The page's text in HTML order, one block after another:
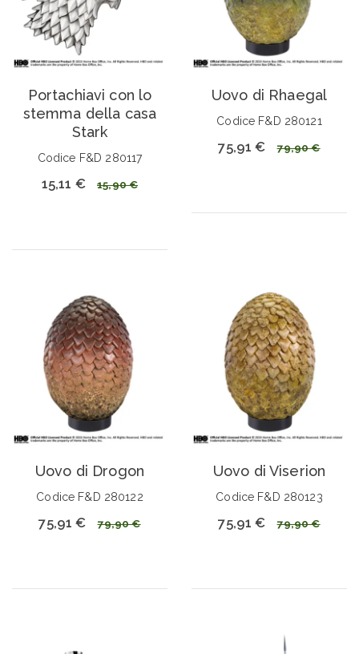
Portachiavi con lo
stemma della casa
Stark
Codice F&D 280117
15,11 € 15,90 €
Uovo di Rhaegal
Codice F&D 280121
75,91 € 79,90 €
Uovo di Drogon
Codice F&D 280122
75,91 € 79,90 €
Uovo di Viserion
Codice F&D 280123
75,91 € 79,90 €